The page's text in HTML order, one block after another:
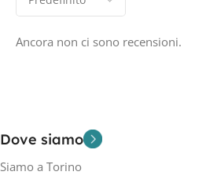
Ancora non ci sono recensioni.
Dove siamo
Siamo a Torino